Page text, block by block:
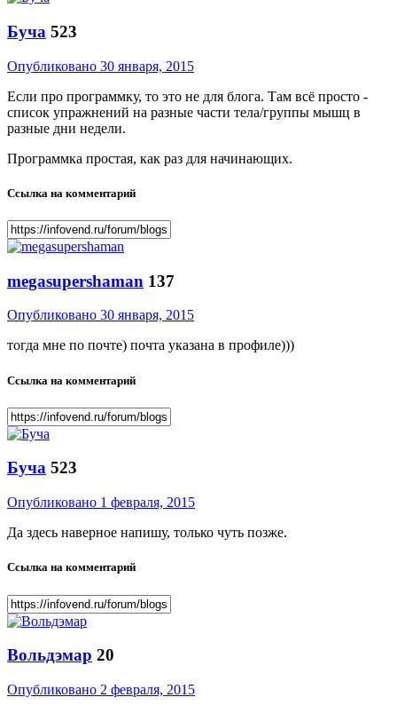
Буча 523
Опубликовано 30 января, 2015
Если про программку, то это не для блога. Там всё просто -
список упражнений на разные части тела/группы мышц в
разные дни недели.
Программка простая, как раз для начинающих.
Ссылка на комментарий
megasupershaman 137
Опубликовано 30 января, 2015
тогда мне по почте) почта указана в профиле)))
Ссылка на комментарий
Буча 523
Опубликовано 1 февраля, 2015
Да здесь наверное напишу, только чуть позже.
Ссылка на комментарий
Вольдэмар 20
Опубликовано 2 февраля, 2015